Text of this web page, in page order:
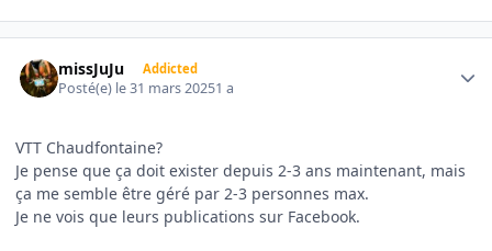
missJuJu Addicted
Posté(e) le 31 mars 20251 a
VTT Chaudfontaine?
Je pense que ça doit exister depuis 2-3 ans maintenant, mais
ça me semble être géré par 2-3 personnes max.
Je ne vois que leurs publications sur Facebook.